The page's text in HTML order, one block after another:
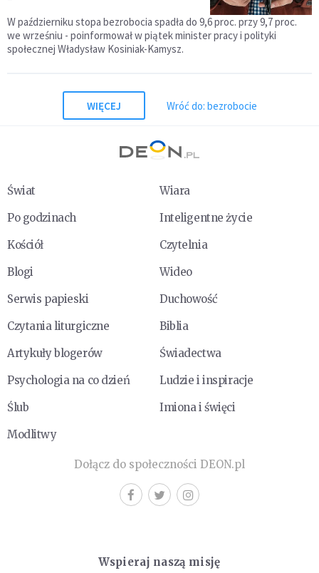
W październiku stopa bezrobocia spadła do 9,6 proc. przy 9,7 proc.
we wrześniu - poinformował w piątek minister pracy i polityki
społecznej Władysław Kosiniak-Kamysz.
WIĘCEJ Wróć do: bezrobocie
Świat
Wiara
Po godzinach
Inteligentne życie
Kościół
Czytelnia
Blogi
Wideo
Serwis papieski
Duchowość
Czytania liturgiczne
Biblia
Artykuły blogerów
Świadectwa
Psychologia na co dzień
Ludzie i inspiracje
Ślub
Imiona i święci
Modlitwy
Dołącz do społeczności DEON.pl
Wspieraj naszą misję